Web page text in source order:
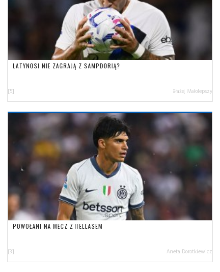
LATYNOSI NIE ZAGRAJĄ Z SAMPDORIĄ?
[5] Błażej Małolepszy
POWOŁANI NA MECZ Z HELLASEM
[3] Aneta Dorotkiewicz